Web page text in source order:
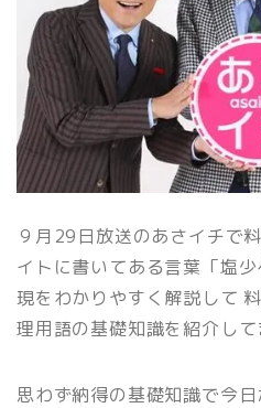
９月29日放送のあさイチで
イトに書いてある言葉「塩
現をわかりやすく解説して
理用語の基礎知識を紹介して
思わず納得の基礎知識で今